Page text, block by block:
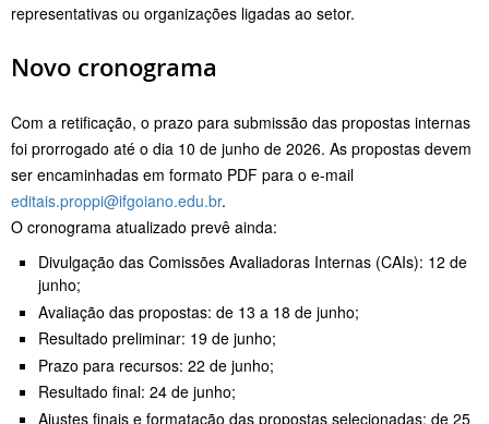
representativas ou organizações ligadas ao setor.
Novo cronograma
Com a retificação, o prazo para submissão das propostas internas
foi prorrogado até o dia 10 de junho de 2026. As propostas devem
ser encaminhadas em formato PDF para o e-mail
editais.proppi@ifgoiano.edu.br.
O cronograma atualizado prevê ainda:
Divulgação das Comissões Avaliadoras Internas (CAIs): 12 de
junho;
Avaliação das propostas: de 13 a 18 de junho;
Resultado preliminar: 19 de junho;
Prazo para recursos: 22 de junho;
Resultado final: 24 de junho;
Ajustes finais e formatação das propostas selecionadas: de 25